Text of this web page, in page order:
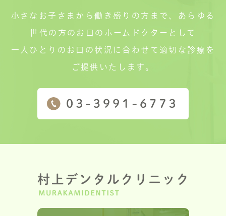
小さなお子さまから働き盛りの方まで、あらゆる
世代の方のお口のホームドクターとして
一人ひとりのお口の状況に合わせて適切な診療を
ご提供いたします。